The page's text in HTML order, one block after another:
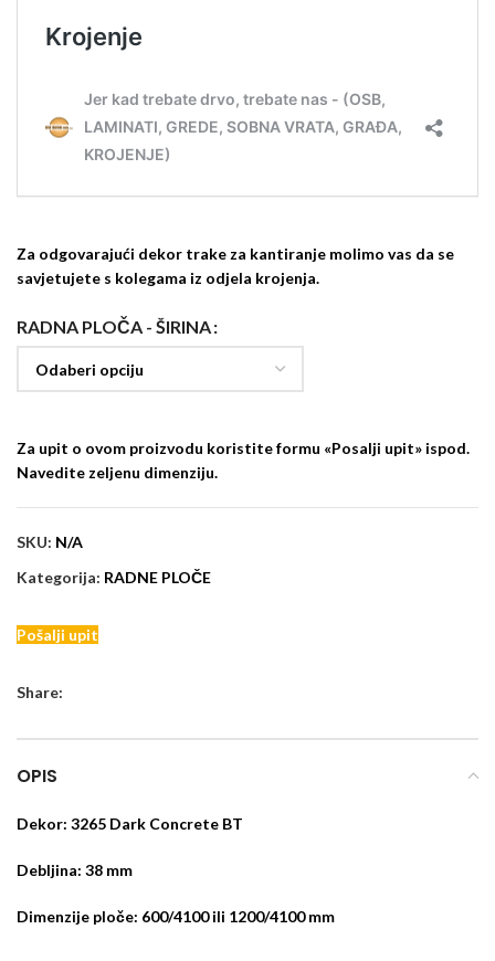
Za odgovarajući dekor trake za kantiranje molimo vas da se
savjetujete s kolegama iz odjela krojenja.
RADNA PLOČA - ŠIRINA
Za upit o ovom proizvodu koristite formu «Posalji upit» ispod.
Navedite zeljenu dimenziju.
SKU: N/A
Kategorija: RADNE PLOČE
Pošalji upit
Share:
OPIS
Dekor: 3265 Dark Concrete BT
Debljina: 38 mm
Dimenzije ploče: 600/4100 ili 1200/4100 mm